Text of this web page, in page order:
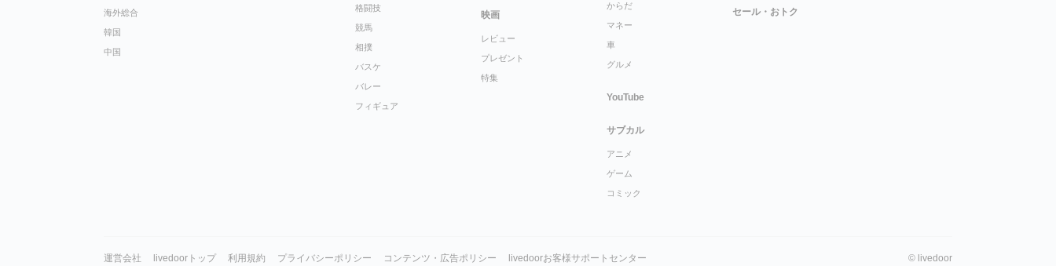
海外総合
韓国
中国
格闘技
競馬
相撲
バスケ
バレー
フィギュア
映画
レビュー
プレゼント
特集
からだ
マネー
車
グルメ
YouTube
サブカル
アニメ
ゲーム
コミック
セール・おトク
運営会社 livedoorトップ 利用規約 プライバシーポリシー コンテンツ・広告ポリシー livedoorお客様サポートセンター © livedoor